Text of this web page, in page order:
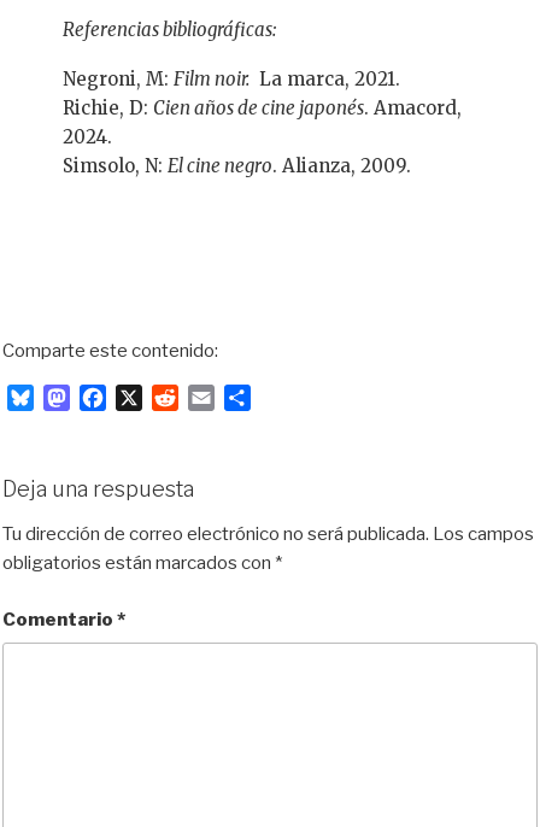
Referencias bibliográficas:
Negroni, M: Film noir. La marca, 2021.
Richie, D: Cien años de cine japonés. Amacord,
2024.
Simsolo, N: El cine negro. Alianza, 2009.
Comparte este contenido:
s
k
y
M
o
d
o
b
o
o
X
d
i
t
r
t
Deja una respuesta
Tu dirección de correo electrónico no será publicada. Los campos
obligatorios están marcados con *
Comentario *